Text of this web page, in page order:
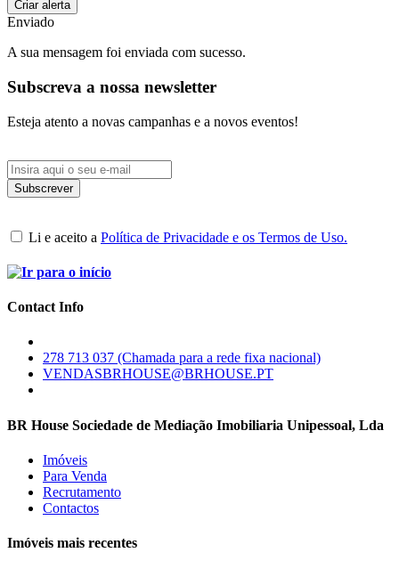
Enviado
A sua mensagem foi enviada com sucesso.
Subscreva a nossa newsletter
Esteja atento a novas campanhas e a novos eventos!
Li e aceito a Política de Privacidade e os Termos de Uso.
Contact Info
278 713 037 (Chamada para a rede fixa nacional)
VENDASBRHOUSE@BRHOUSE.PT
BR House Sociedade de Mediação Imobiliaria Unipessoal, Lda
Imóveis
Para Venda
Recrutamento
Contactos
Imóveis mais recentes